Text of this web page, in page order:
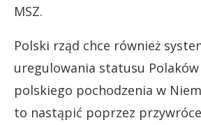
MSZ.
Polski rząd chce również
uregulowania statusu
polskiego pochodzenia w
to nastąpić poprzez